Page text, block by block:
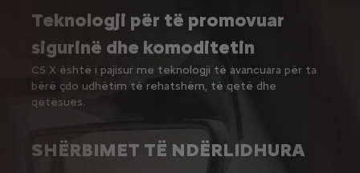
Teknologji për të promovuar
sigurinë dhe komoditetin
C5 X është i pajisur me teknologji të avancuara për ta
bërë çdo udhëtim të rehatshëm, të qetë dhe
qetësues.
SHËRBIMET TË NDËRLIDHURA